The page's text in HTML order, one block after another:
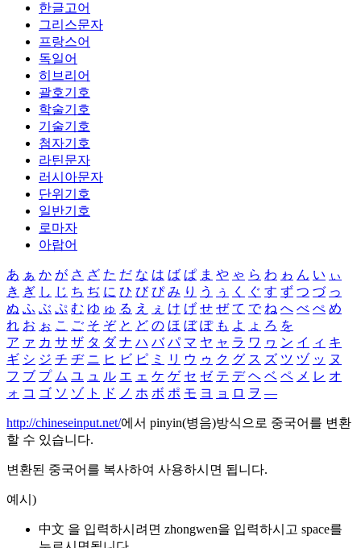
한글고어
그리스문자
프랑스어
독일어
히브리어
괄호기호
학술기호
기술기호
첨자기호
라틴문자
러시아문자
단위기호
일반기호
로마자
아랍어
あ ぁ か が さ ざ た だ な は ば ぱ ま や ゃ ら わ ゎ ん い ぃ
き ぎ し じ ち ぢ に ひ び ぴ み り う ぅ く ぐ す ず つ づ っ
ぬ ふ ぶ ぷ む ゆ ゅ る え ぇ け げ せ ぜ て で ね へ べ ぺ め
れ お ぉ こ ご そ ぞ と ど の ほ ぼ ぽ も よ ょ ろ を
ア ァ カ サ ザ タ ダ ナ ハ バ パ マ ヤ ャ ラ ワ ヮ ン イ ィ キ
ギ シ ジ チ ヂ ニ ヒ ビ ピ ミ リ ウ ゥ ク グ ス ズ ツ ヅ ッ ヌ
フ ブ プ ム ユ ュ ル エ ェ ケ ゲ セ ゼ テ デ ヘ ベ ペ メ レ オ
ォ コ ゴ ソ ゾ ト ド ノ ホ ボ ポ モ ヨ ョ ロ ヲ ―
http://chineseinput.net/에서 pinyin(병음)방식으로 중국어를 변환
할 수 있습니다.
변환된 중국어를 복사하여 사용하시면 됩니다.
예시)
中文 을 입력하시려면 zhongwen을 입력하시고 space를